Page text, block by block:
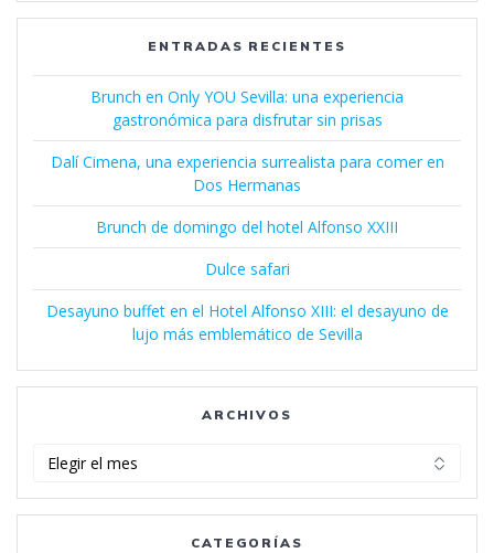
ENTRADAS RECIENTES
Brunch en Only YOU Sevilla: una experiencia
gastronómica para disfrutar sin prisas
Dalí Cimena, una experiencia surrealista para comer en
Dos Hermanas
Brunch de domingo del hotel Alfonso XXIII
Dulce safari
Desayuno buffet en el Hotel Alfonso XIII: el desayuno de
lujo más emblemático de Sevilla
ARCHIVOS
CATEGORÍAS